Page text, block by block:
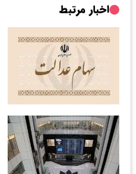
اخبار مرتبط